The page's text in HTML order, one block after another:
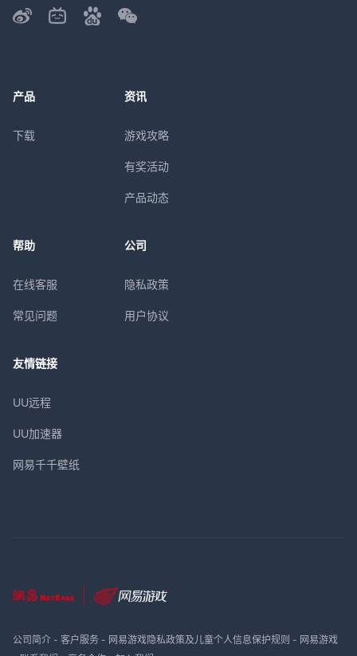
产品
下载
资讯
游戏攻略
有奖活动
产品动态
帮助
在线客服
常见问题
公司
隐私政策
用户协议
友情链接
UU远程
UU加速器
网易千千壁纸
公司简介- 客户服务- 网易游戏隐私政策及儿童个人信息保护规则 - 网易游戏